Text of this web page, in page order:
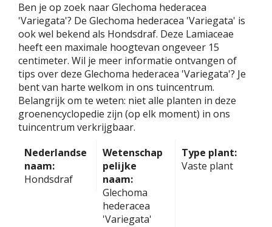
Ben je op zoek naar Glechoma hederacea
'Variegata'? De Glechoma hederacea 'Variegata' is
ook wel bekend als Hondsdraf. Deze Lamiaceae
heeft een maximale hoogtevan ongeveer 15
centimeter. Wil je meer informatie ontvangen of
tips over deze Glechoma hederacea 'Variegata'? Je
bent van harte welkom in ons tuincentrum.
Belangrijk om te weten: niet alle planten in deze
groenencyclopedie zijn (op elk moment) in ons
tuincentrum verkrijgbaar.
Nederlandse
naam:
Hondsdraf
Wetenschap
pelijke
naam:
Glechoma
hederacea
'Variegata'
Type plant:
Vaste plant